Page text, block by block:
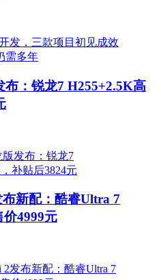
布：锐龙7 H255+2.5K高
新配：酷睿Ultra 7
4999元